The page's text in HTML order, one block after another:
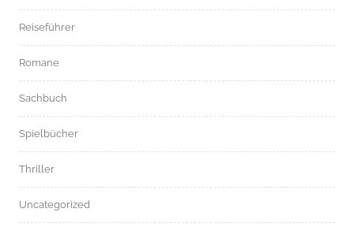
Reiseführer
Romane
Sachbuch
Spielbücher
Thriller
Uncategorized